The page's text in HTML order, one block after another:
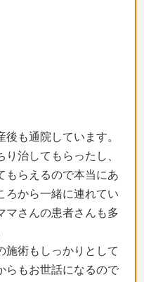
も通院しています。
治してもらったし、
もらえるので本当にあ
ろから一緒に連れてい
マさんの患者さんも多
施術もしっかりとして
らもお世話になるので